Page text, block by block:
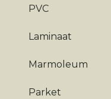
PVC
Laminaat
Marmoleum
Parket